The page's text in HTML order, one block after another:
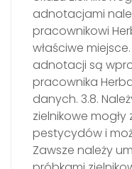
adnotacjami
pracownikowi
właściwe
adnotacji są
pracownika
danych. 3.8.
zielnikowe
pestycydów i
Zawsze należy